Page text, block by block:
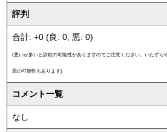
評判
合計: +0 (良: 0, 悪: 0)
(悪いが多いと詐欺の可能性がありますのでご注意ください。いたずら
罪の可能性もあります)
コメント一覧
なし